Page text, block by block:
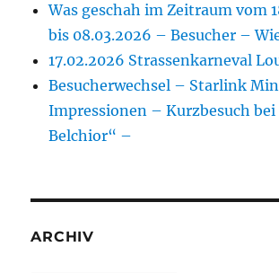
Was geschah im Zeitraum vom
bis 08.03.2026 – Besucher –
17.02.2026 Strassenkarneval
Besucherwechsel – Starlink
Impressionen – Kurzbesuch bei
Belchior“ –
ARCHIV